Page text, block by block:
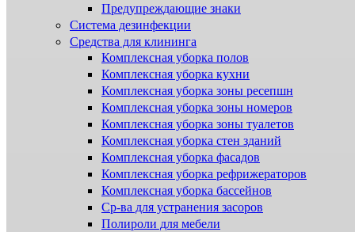
Предупреждающие знаки
Система дезинфекции
Cредства для клининга
Комплексная уборка полов
Комплексная уборка кухни
Комплексная уборка зоны ресепшн
Комплексная уборка зоны номеров
Комплексная уборка зоны туалетов
Комплексная уборка стен зданий
Комплексная уборка фасадов
Комплексная уборка рефрижераторов
Комплексная уборка бассейнов
Ср-ва для устранения засоров
Полироли для мебели